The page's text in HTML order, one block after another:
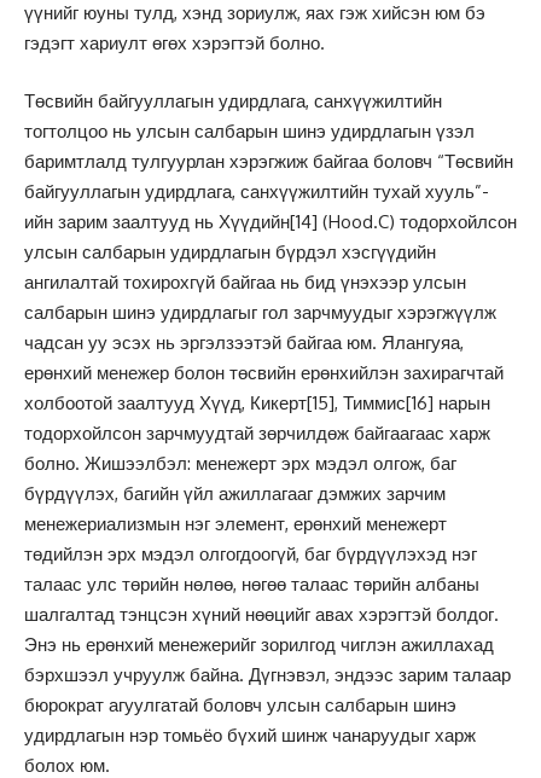
үүнийг юуны тулд, хэнд зориулж, яах гэж хийсэн юм бэ
гэдэгт хариулт өгөх хэрэгтэй болно.
Төсвийн байгууллагын удирдлага, санхүүжилтийн
тогтолцоо нь улсын салбарын шинэ удирдлагын үзэл
баримтлалд тулгуурлан хэрэгжиж байгаа боловч “Төсвийн
байгууллагын удирдлага, санхүүжилтийн тухай хууль”-
ийн зарим заалтууд нь Хүүдийн[14] (Hood.C) тодорхойлсон
улсын салбарын удирдлагын бүрдэл хэсгүүдийн
ангилалтай тохирохгүй байгаа нь бид үнэхээр улсын
салбарын шинэ удирдлагыг гол зарчмуудыг хэрэгжүүлж
чадсан уу эсэх нь эргэлзээтэй байгаа юм. Ялангуяа,
ерөнхий менежер болон төсвийн ерөнхийлэн захирагчтай
холбоотой заалтууд Хүүд, Кикерт[15], Тиммис[16] нарын
тодорхойлсон зарчмуудтай зөрчилдөж байгаагаас харж
болно. Жишээлбэл: менежерт эрх мэдэл олгож, баг
бүрдүүлэх, багийн үйл ажиллагааг дэмжих зарчим
менежериализмын нэг элемент, ерөнхий менежерт
төдийлэн эрх мэдэл олгогдоогүй, баг бүрдүүлэхэд нэг
талаас улс төрийн нөлөө, нөгөө талаас төрийн албаны
шалгалтад тэнцсэн хүний нөөцийг авах хэрэгтэй болдог.
Энэ нь ерөнхий менежерийг зорилгод чиглэн ажиллахад
бэрхшээл учруулж байна. Дүгнэвэл, эндээс зарим талаар
бюрократ агуулгатай боловч улсын салбарын шинэ
удирдлагын нэр томьёо бүхий шинж чанаруудыг харж
болох юм.